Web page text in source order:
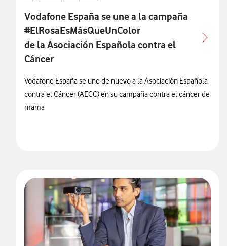
Vodafone España se une a la campaña
#ElRosaEsMásQueUnColor
de la Asociación Española contra el
Cáncer
Vodafone España se une de nuevo a la Asociación Española
contra el Cáncer (AECC) en su campaña contra el cáncer de
mama